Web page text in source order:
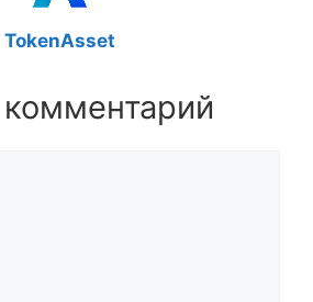
TokenAsset
комментарий